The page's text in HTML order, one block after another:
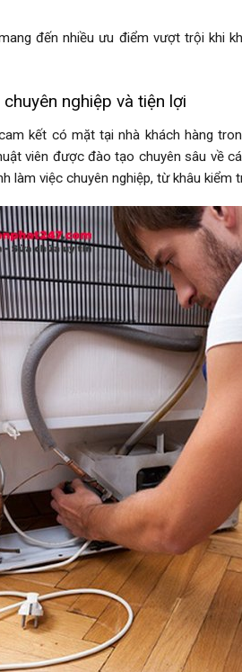
đến nhiều ưu điểm vượt trội khi
nghiệp và tiện lợi
kết có mặt tại nhà khách hàng
viên được đào tạo chuyên sâu về
làm việc chuyên nghiệp, từ khâu kiểm